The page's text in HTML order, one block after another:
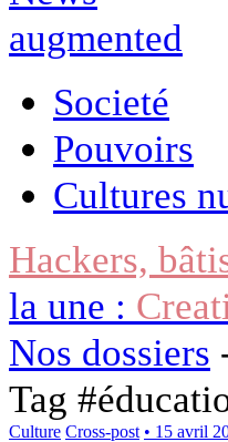
Societé
Pouvoirs
Cultures
Hackers,
la une :
Nos dossiers
Tag #
Culture Cross-post • 15 avril